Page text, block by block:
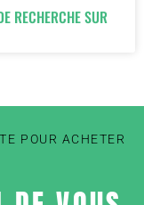
RECHERCHE SUR
POUR ACHETER